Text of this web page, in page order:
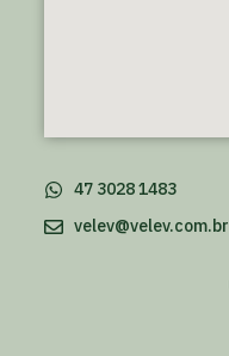
47 3028 1483
velev@velev.com.br